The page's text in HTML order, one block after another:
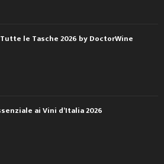
le Tasche 2026 by DoctorWine
ai Vini d’Italia 2026